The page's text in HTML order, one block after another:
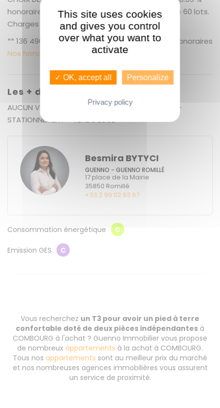
honoraires de négociation TTC. Copropriété de 60 lots.
Charges annuelles : 900 euros.
** 136 490 € honoraires inclus | 128 000 € hors honoraires
Nos honoraires
Les + du bien
AUCUN VIS-A-VIS - EXPOSITION - LOCALISATION -
STATIONNEMENT - VENDU LOUE
Besmira BYTYCI
GUENNO - GUENNO ROMILLÉ
17 place de la Mairie
35850 Romillé
+33 2 99 02 83 67
Consommation énergétique C
Emission GES C
Vous recherchez un T3 pour avoir un pied à terre
confortable doté de deux pièces indépendantes à
COMBOURG à l'achat ? Guenno Immobilier vous propose
de nombreux appartements à la achat à COMBOURG.
Tous nos appartements sont au meilleur prix du marché
et nos nombreuses agences immobilières vous assurent
un service de proximité.
This site uses cookies
and gives you control
over what you want to
activate
✓ OK, accept all Personalize
Privacy policy